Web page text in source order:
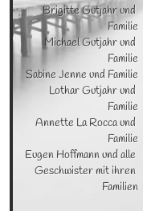
Brigitte Gutjahr und
Familie
Michael Gutjahr und
Familie
Sabine Jenne und Familie
Lothar Gutjahr und
Familie
Annette La Rocca und
Familie
Eugen Hoffmann und alle
Geschwister mit ihren
Familien